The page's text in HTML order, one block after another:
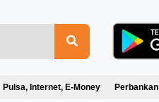
Pulsa, Internet, E-Money Perbankan